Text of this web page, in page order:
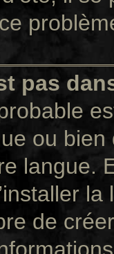
pas
ou
langue.
de